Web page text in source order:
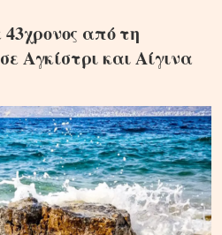
από τη
Αγκίστρι και Αίγινα